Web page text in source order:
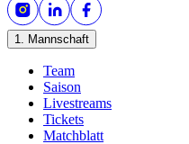
1. Mannschaft
Team
Saison
Livestreams
Tickets
Matchblatt